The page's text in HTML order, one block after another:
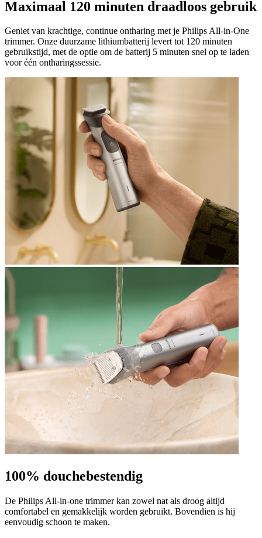
Maximaal 120 minuten draadloos gebruik
Geniet van krachtige, continue ontharing met je Philips All-in-One
trimmer. Onze duurzame lithiumbatterij levert tot 120 minuten
gebruikstijd, met de optie om de batterij 5 minuten snel op te laden
voor één ontharingssessie.
100% douchebestendig
De Philips All-in-one trimmer kan zowel nat als droog altijd
comfortabel en gemakkelijk worden gebruikt. Bovendien is hij
eenvoudig schoon te maken.